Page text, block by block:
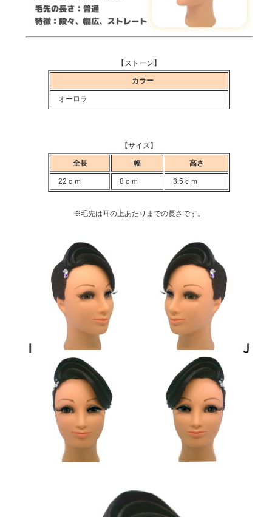
【ストーン】
カラー
オーロラ
【サイズ】
全長 幅 高さ
22ｃｍ 8ｃｍ 3.5ｃｍ
※毛先は耳の上あたりまでの長さです。